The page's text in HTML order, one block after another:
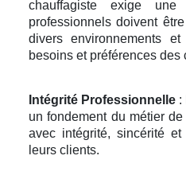
chauffagiste exige
professionnels doivent
divers environnements
besoins et préférences des
Intégrité Professionnelle :
un fondement du métier
avec intégrité, sincérité
leurs clients.